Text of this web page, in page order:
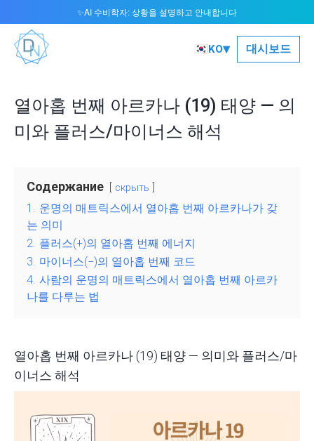
🇰🇷KO▾ 대시보드
열아홉 번째 아르카나 (19) 태양 — 의
미와 플러스/마이너스 해석
Содержание скрыть
1. 운명의 매트릭스에서 열아홉 번째 아르카나가 갖
는 의미
2. 플러스(+)의 열아홉 번째 에너지
3. 마이너스(−)의 열아홉 번째 코드
4. 사람의 운명의 매트릭스에서 열아홉 번째 아르카
나를 다루는 법
열아홉 번째 아르카나 (19) 태양 — 의미와 플러스/마
이너스 해석
✨AI 수비학자: 상황을 설명하고 안내합니다